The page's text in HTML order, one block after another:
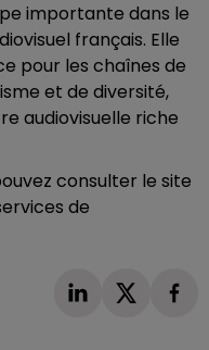
importante dans le
français. Elle
pour les chaînes de
et de diversité,
audiovisuelle riche
consulter le site
de